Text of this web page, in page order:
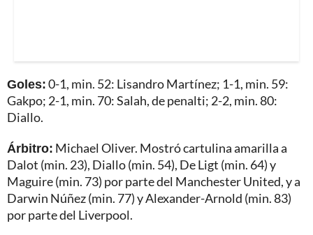
Goles:0-1, min. 52: Lisandro Martínez; 1-1, min. 59:
Gakpo; 2-1, min. 70: Salah, de penalti; 2-2, min. 80:
Diallo.
Árbitro: Michael Oliver. Mostró cartulina amarilla a
Dalot (min. 23), Diallo (min. 54), De Ligt (min. 64) y
Maguire (min. 73) por parte del Manchester United, y a
Darwin Núñez (min. 77) y Alexander-Arnold (min. 83)
por parte del Liverpool.